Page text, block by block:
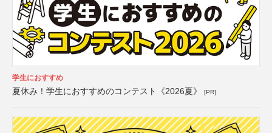
学生におすすめ
夏休み！学生におすすめのコンテスト《2026夏》 [PR]